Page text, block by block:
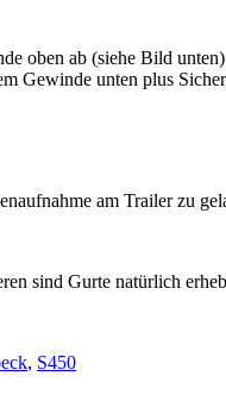
oben ab (siehe Bild
Gewinde unten plus
am Trailer zu
sind Gurte natürlich
, S450